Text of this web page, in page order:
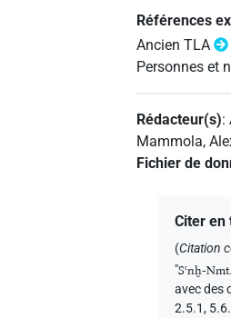
Références
Ancien TLA
Personnes et
Rédacteur(s):
Mammola,
Fichier de
Citer en
(Citation
"Sꜥnḫ-
avec des
2.5.1,